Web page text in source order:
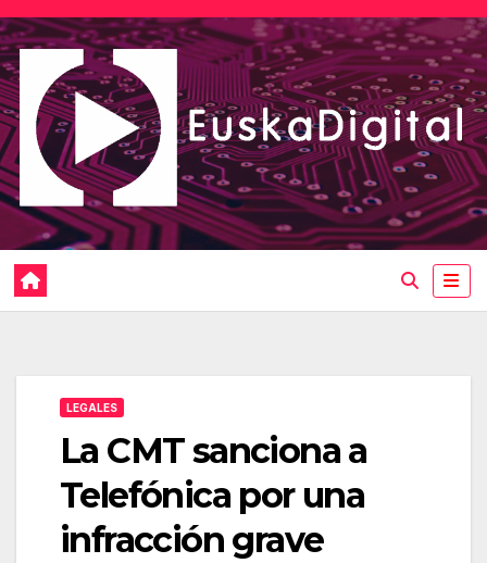
Saltar
al
contenido
LEGALES
La CMT sanciona a
Telefónica por una
infracción grave